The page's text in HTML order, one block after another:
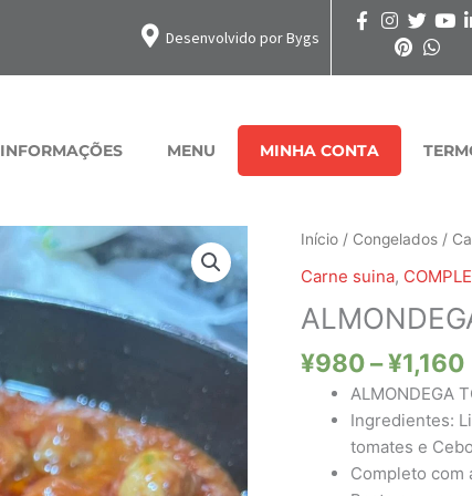
Desenvolvido por Bygs
INFORMAÇÕES MENU MINHA CONTA
Início / Congelados /
Carne suina,
¥980–¥1,160
ALMONDEGA
Ingredientes:
tomates e
Completo com
ALMONDEGA
quantidade